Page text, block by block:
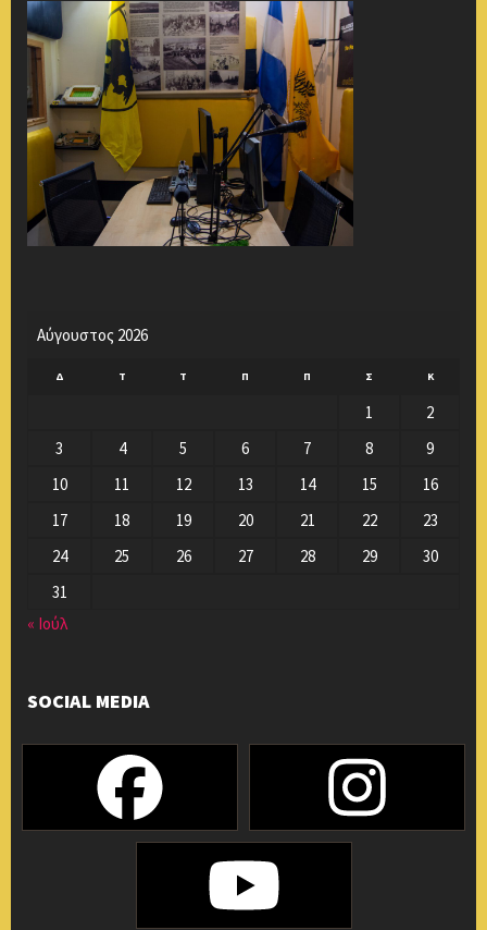
Αύγουστος 2026
Δ Τ Τ Π Π Σ Κ
1
2
3
4 5 6 7 8
9
10
11 12 13 14 15
16
17
18 19 20 21 22
23
24
25 26 27 28 29
30
31
« Ιούλ
SOCIAL MEDIA